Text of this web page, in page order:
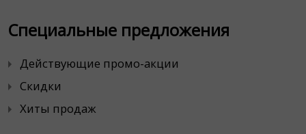
Специальные предложения
Действующие промо-акции
Скидки
Хиты продаж